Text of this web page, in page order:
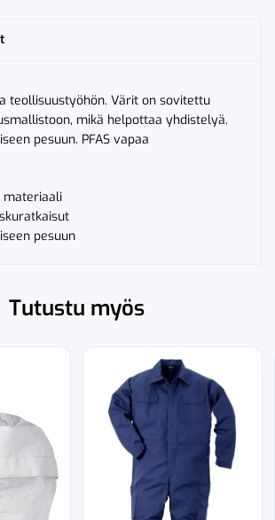
teollisuustyöhön. Värit on sovitettu
mikä helpottaa yhdistelyä.
pesuun. PFAS vapaa
materiaali
pesuun
Tutustu myös